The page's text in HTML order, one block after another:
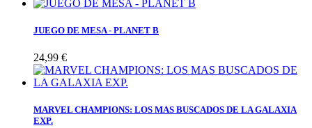
JUEGO DE MESA - PLANET B
24,99 €
MARVEL CHAMPIONS: LOS MAS BUSCADOS DE LA GALAXIA
EXP.